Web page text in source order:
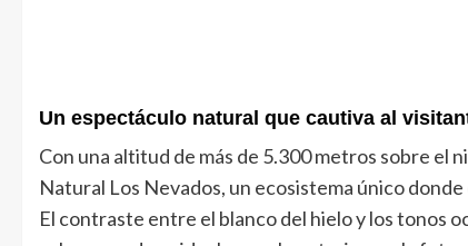
Un espectáculo natural que cautiva al
Con una altitud de más de 5.300 metros sobre el
Natural Los Nevados, un ecosistema único
El contraste entre el blanco del hielo y los tonos